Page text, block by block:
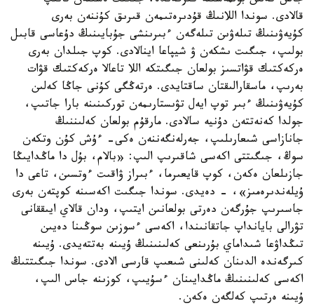
قالادى. سوندا اللانىڭ قۇدىرەتىمەن قىرىق كۇننەن بەرى
كۇيەۋىنىڭ تىلەۋىن تىلەگەن ءبىرىنشى جۇبايىنىڭ دۇعاسى قابىل
بولىپ، جىگىت ىشكەن ۋ شيپاعا اينالادى. كوپ جىلدان بەرى
ەركەكتىك قۋاتسىز بولعان جىگىتكە اللا تاعالا ەركەكتىك قۋات
بەرىپ، ماسقارالىقتان ساقتايدى. ەرتەڭگى كۇنى جاڭا كەلىن
كۇيەۋىنىڭ ءبىر توپ ايەل تۋىستارىمەن توركىنىنە بارا جاتىپ،
جولدا كەنەتتەن دۇنيە سالادى. مارقۇم بولعان كەلىننىڭ
جانازاسى شىعارىلىپ، جەرلەنگەننەن ەكى- ءۇش كۇن وتكەن
سوڭ، جىگىتتى اكەسى شاقىرىپ الىپ: «بالام، بۇل دا ماڭدايىڭا
جازىلعان ەكەن، كوپ قايعىرما، ءبىراز ۋاقىت ءوتسىن، تاعى دا
ۇيلەندىرەمىز»، - دەيدى. سوندا جىگىت اكەسىنە كوپتەن بەرى
جاسىرىپ جۇرگەن دەرتى بولعانىن ايتىپ، ودان قالاي ايىققانى
تۋرالى بايانداپ جاتقانىندا، اكەسى ءسوزىن سوڭىنا دەيىن
تىڭداۋعا شىداماي بۇرىنعى كەلىنىنىڭ ۇيىنە بەتتەيدى. ۇيىنە
كىرگەندە الدىنان كەلىنى شىعىپ قارسى الادى. سوندا جىگىتتىڭ
اكەسى كەلىنىنىڭ ماڭدايىنان ءسۇيىپ، كوزىنە جاس الىپ،
ۇيىنە ەرتىپ كەلگەن ەكەن.